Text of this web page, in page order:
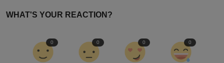
WHAT'S YOUR REACTION?
0 0 0 0